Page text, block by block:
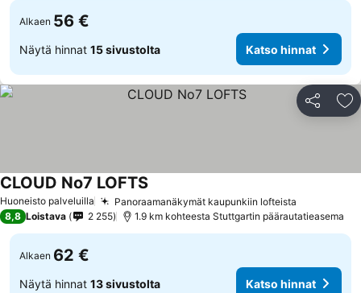
Alkaen 56 €
Näytä hinnat 15 sivustolta Katso hinnat
Jaa
Huoneisto palveluilla Panoraamanäkymät kaupunkiin lofteista
CLOUD No7 LOFTS
8,8 Loistava 2 255 1.9 km kohteesta Stuttgartin päärautatieasema
Alkaen 62 €
Näytä hinnat 13 sivustolta Katso hinnat